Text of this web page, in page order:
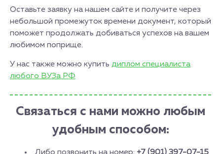
Оставьте заявку на нашем сайте и получите через
небольшой промежуток времени документ, который
поможет продолжать добиваться успехов на вашем
любимом поприще.
У нас также можно купить диплом специалиста
любого ВУЗа РФ
Связаться с нами можно любым
удобным способом: